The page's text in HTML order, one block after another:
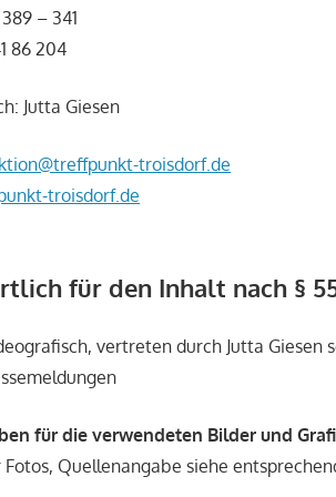
– 341
86 204
Jutta Giesen
troisdorf.de
troisdorf.de
für den Inhalt nach §
vertreten durch Jutta Giesen
für die verwendeten Bilder und
Quellenangabe siehe